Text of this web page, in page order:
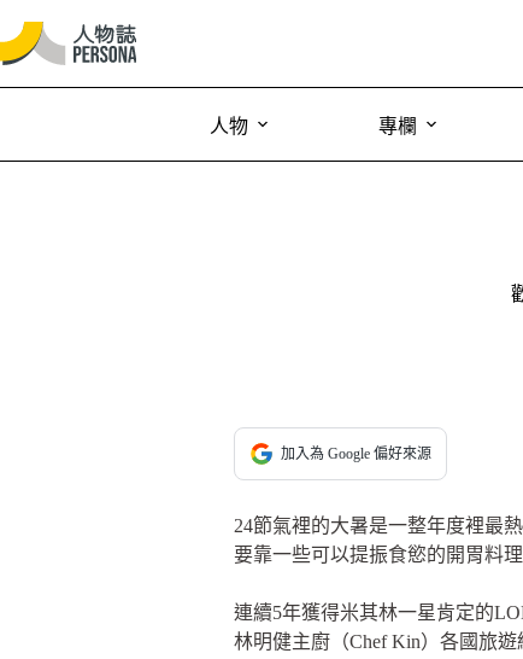
人物 專欄
加入為 Google 偏好來源
24節氣裡的大暑是一整年度裡最
要靠一些可以提振食慾的開胃料
連續5年獲得米其林一星肯定的
林明健主廚（Chef Kin）各國旅